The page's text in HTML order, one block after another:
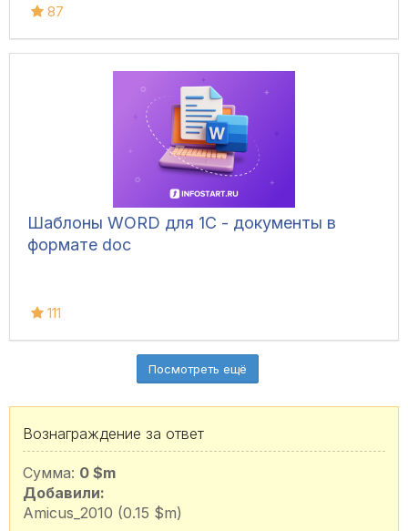
87
Шаблоны WORD для 1С - документы в
формате doc
111
Посмотреть ещё
Вознаграждение за ответ
Сумма: 0 $m
Добавили:
Amicus_2010 (0.15 $m)